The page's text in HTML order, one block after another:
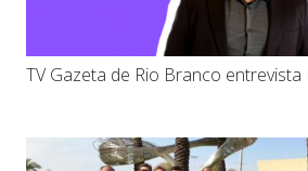
TV Gazeta de Rio Branco entrevista